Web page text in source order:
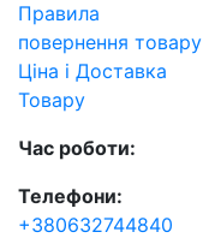
Правила
повернення товару
Ціна і Доставка
Товару
Час роботи:
Телефони:
+380632744840